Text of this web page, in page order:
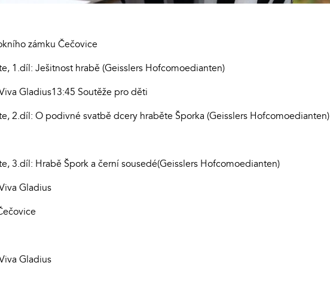
zámku Čečovice
1.díl: Ješitnost hrabě (Geisslers Hofcomoedianten)
Gladius13:45 Soutěže pro děti
2.díl: O podivné svatbě dcery hraběte Šporka (Geisslers Hofcomoedianten)
3.díl: Hrabě Špork a černí sousedé(Geisslers Hofcomoedianten)
Gladius
Gladius